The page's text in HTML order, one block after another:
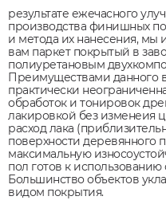
результате ежечасного
производства финишных
и метода их нанесения,
вам паркет покрытый в
полиуретановым
Преимуществами данного
практически
обработок и тонировок
лакировкой без изменеия
расход лака
поверхности деревянного
максимальную
пол готов к использованию
Большинство объектов
видом покрытия.